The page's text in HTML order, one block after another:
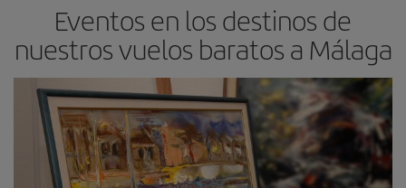
Eventos en los destinos de
nuestros vuelos baratos a Málaga